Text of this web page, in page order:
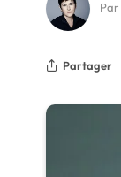
Par
Partager